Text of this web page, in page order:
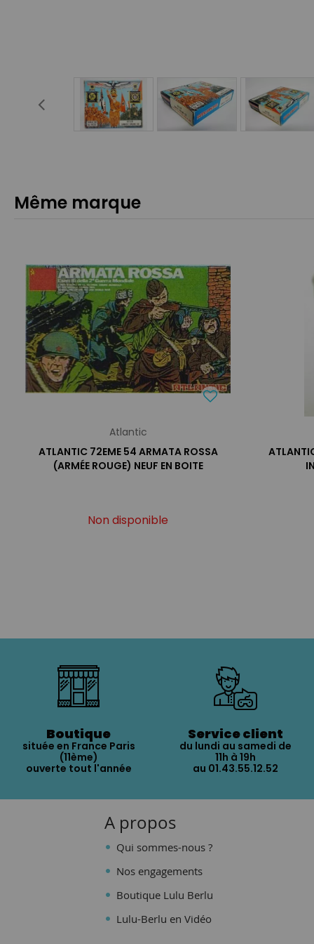
Même marque
Atlantic
ATLANTIC 72EME 54 ARMATA ROSSA
(ARMÉE ROUGE) NEUF EN BOITE
Non disponible
Boutique
située en France Paris
(11ème)
ouverte tout l'année
Service client
du lundi au samedi de
11h à 19h
au 01.43.55.12.52
A propos
Qui sommes-nous ?
Nos engagements
Boutique Lulu Berlu
Lulu-Berlu en Vidéo